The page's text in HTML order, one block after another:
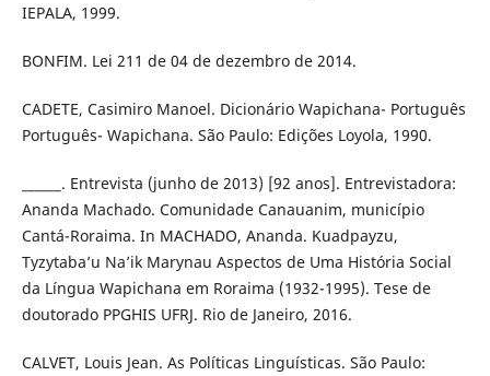
IEPALA, 1999.
BONFIM. Lei 211 de 04 de dezembro de 2014.
CADETE, Casimiro Manoel. Dicionário Wapichana- Português
Português- Wapichana. São Paulo: Edições Loyola, 1990.
______. Entrevista (junho de 2013) [92 anos]. Entrevistadora:
Ananda Machado. Comunidade Canauanim, município
Cantá-Roraima. In MACHADO, Ananda. Kuadpayzu,
Tyzytaba’u Na’ik Marynau Aspectos de Uma História Social
da Língua Wapichana em Roraima (1932-1995). Tese de
doutorado PPGHIS UFRJ. Rio de Janeiro, 2016.
CALVET, Louis Jean. As Políticas Linguísticas. São Paulo: